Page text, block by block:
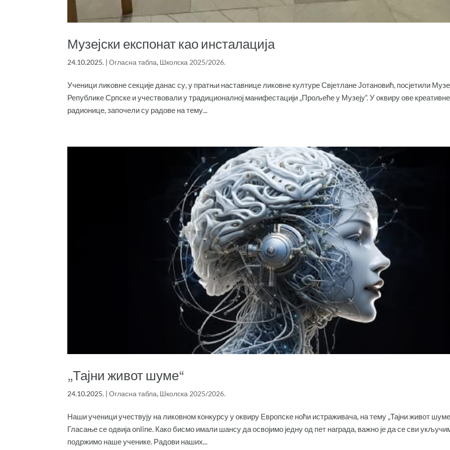
Музејски експонат као инсталација
24.10.2025. |Огласна табла, Школска 2025/2026.
Ученици ликовне секције данас су, у пратњи наставнице ликовне културе Свјетлане Јотановић, посјетили
Републике Српске и учествовали у традиционалној манифестацији „Прољеће у Музеју“. У оквиру ове креативне
радионице, започели су радове на тему...
„Тајни живот шуме“
24.10.2025. |Огласна табла, Школска 2025/2026.
Наши ученици учествују на ликовном конкурсу у оквиру Европске ноћи истраживача, на тему „Тајни живот
Гласање се одвија online. Како бисмо имали шансу да освојимо једну од пет награда, важно је да се сви
подржимо наше ученике. Радови наших...